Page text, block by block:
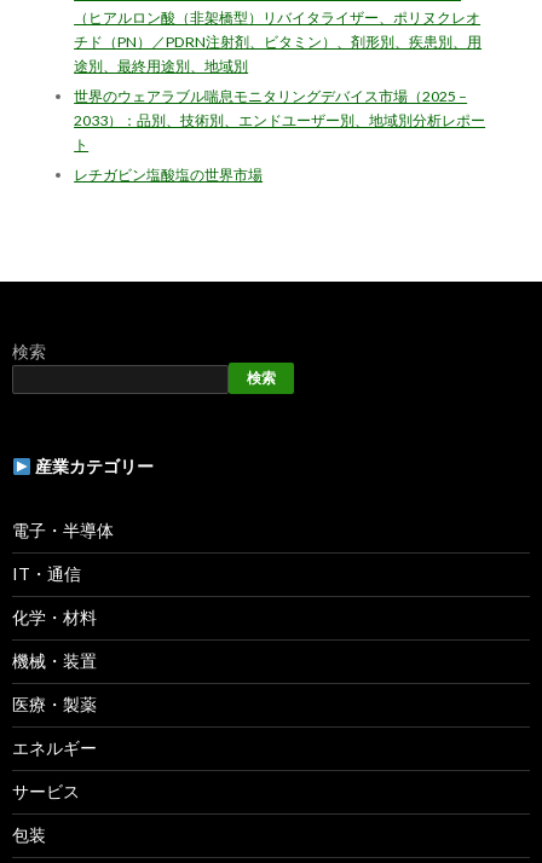
（ヒアルロン酸（非架橋型）リバイタライザー、ポリヌクレオ
チド（PN）／PDRN注射剤、ビタミン）、剤形別、疾患別、用
途別、最終用途別、地域別
世界のウェアラブル喘息モニタリングデバイス市場（2025 –
2033）：品別、技術別、エンドユーザー別、地域別分析レポー
ト
レチガビン塩酸塩の世界市場
検索
検索
産業カテゴリー
電子・半導体
IT・通信
化学・材料
機械・装置
医療・製薬
エネルギー
サービス
包装